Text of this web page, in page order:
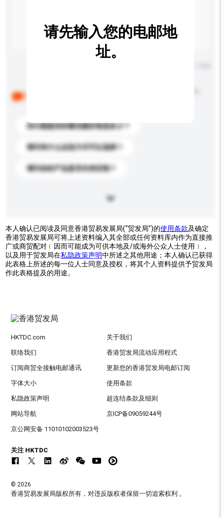
你们能提供的最优惠价格是多少？
请问有什么运送方式可以选择？
请问你的产品是否支持定制？
请先输入您的电邮地
址。
本人确认已阅读及同意香港贸易发展局(“贸发局”)的使用条款及确定
香港贸易发展局可将上述资料编入其全部或任何资料库内作为直接推
广或商贸配对﹝因而可能成为可供本地及/或海外公众人士使用﹞，
以及用于贸发局在私隐政策声明中所述之其他用途；本人确认已获得
此表格上所述的每一位人士同意及授权，将其个人资料提供予贸发局
作此表格提及的用途。
HKTDC.com 关于我们
联络我们 香港贸发局流动应用程式
订阅商贸全接触电邮通讯 更新您的香港贸发局电邮订阅
字体大小 使用条款
私隐政策声明 超连结条款及细则
网站导航 京ICP备09059244号
京公网安备 11010102003523号
关注 HKTDC
© 2026
香港贸易发展局版权所有，对违反版权者保留一切追索权利 。